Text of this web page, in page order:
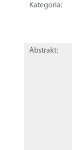
Kategoria:
Abstrakt: